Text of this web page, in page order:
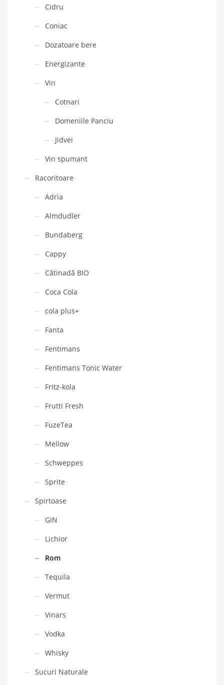
Cidru
Coniac
Dozatoare bere
Energizante
Vin
Cotnari
Domeniile Panciu
Jidvei
Vin spumant
Racoritoare
Adria
Almdudler
Bundaberg
Cappy
Cătinadă BIO
Coca Cola
cola plus+
Fanta
Fentimans
Fentimans Tonic Water
Fritz-kola
Frutti Fresh
FuzeTea
Mellow
Schweppes
Sprite
Spirtoase
GIN
Lichior
Rom
Tequila
Vermut
Vinars
Vodka
Whisky
Sucuri Naturale